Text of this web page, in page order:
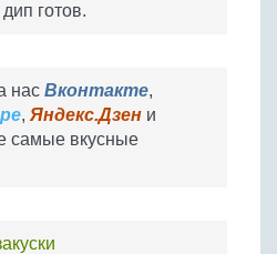
готов.
нас Вконтакте,
, Яндекс.Дзен и
самые вкусные